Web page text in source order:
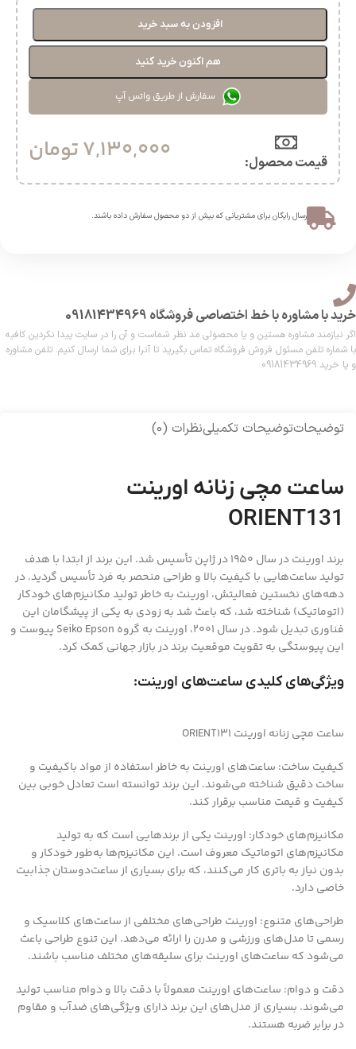
افزودن به سبد خرید
هم اکنون خرید کنید
سفارش از طریق واتس آپ
قیمت محصول:​ 7,130,000تومان
ارسال رایگان برای مشتریانی که بیش از دو محصول سفارش داده باشند.​
خرید با مشاوره با خط اختصاصی فروشگاه 09181434969
اگر نیازمند مشاوره هستین و یا محصولی مد نظر شماست و آن را در سایت پیدا نکردین کافیه
با شماره تلفن مسئول فروش فروشگاه تماس بگیرید تا آنرا برای شما ارسال کنیم. تلفن مشاوره
و یا خرید 09181434969
توضیحاتتوضیحات تکمیلینظرات (0)
ساعت مچی زنانه اورینت
ORIENT131
برند اورینت در سال 1950 در ژاپن تأسیس شد. این برند از ابتدا با هدف
تولید ساعت‌هایی با کیفیت بالا و طراحی منحصر به فرد تأسیس گردید. در
دهه‌های نخستین فعالیتش، اورینت به خاطر تولید مکانیزم‌های خودکار
(اتوماتیک) شناخته شد، که باعث شد به زودی به یکی از پیشگامان این
فناوری تبدیل شود. در سال 2001، اورینت به گروه Seiko Epson پیوست و
این پیوستگی به تقویت موقعیت برند در بازار جهانی کمک کرد.
ویژگی‌های کلیدی ساعت‌های اورینت:
ساعت مچی زنانه اورینت ORIENT131
کیفیت ساخت: ساعت‌های اورینت به خاطر استفاده از مواد باکیفیت و
ساخت دقیق شناخته می‌شوند. این برند توانسته است تعادل خوبی بین
کیفیت و قیمت مناسب برقرار کند.
مکانیزم‌های خودکار: اورینت یکی از برندهایی است که به تولید
مکانیزم‌های اتوماتیک معروف است. این مکانیزم‌ها به‌طور خودکار و
بدون نیاز به باتری کار می‌کنند، که برای بسیاری از ساعت‌دوستان جذابیت
خاصی دارد.
طراحی‌های متنوع: اورینت طراحی‌های مختلفی از ساعت‌های کلاسیک و
رسمی تا مدل‌های ورزشی و مدرن را ارائه می‌دهد. این تنوع طراحی باعث
می‌شود که ساعت‌های اورینت برای سلیقه‌های مختلف مناسب باشند.
دقت و دوام: ساعت‌های اورینت معمولاً با دقت بالا و دوام مناسب تولید
می‌شوند. بسیاری از مدل‌های این برند دارای ویژگی‌های ضدآب و مقاوم
در برابر ضربه هستند.